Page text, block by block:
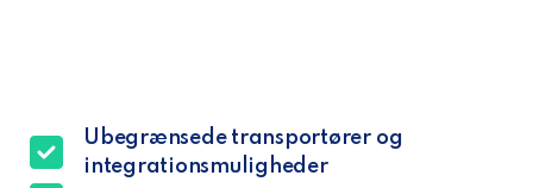
Ubegrænsede transportører og
integrationsmuligheder